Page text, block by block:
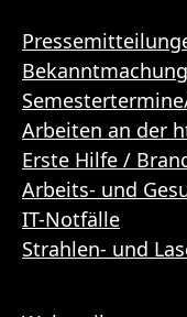
Arbeiten an der
Erste Hilfe /
Arbeits- und
IT-Notfälle
Strahlen- und